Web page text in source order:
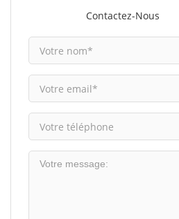
Contactez-Nous